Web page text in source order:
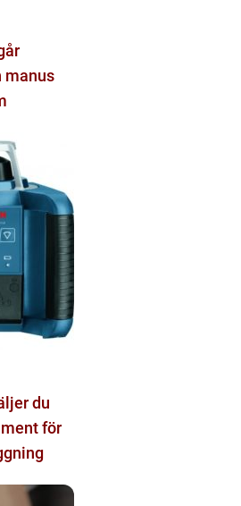
manus
för